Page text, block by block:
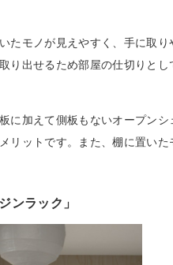
たモノが見えやすく、手に取
り出せるため部屋の仕切りと
に加えて側板もないオープン
リットです。また、棚に置い
ンラック」